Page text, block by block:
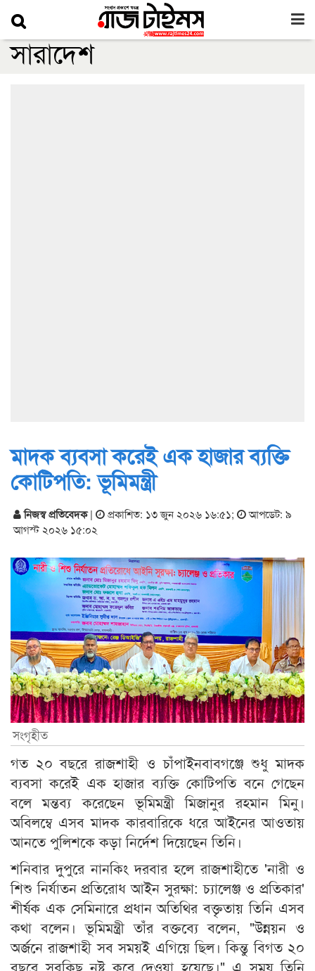
সারাদেশ
মাদক ব্যবসা করেই এক হাজার ব্যক্তি
কোটিপতি: ভূমিমন্ত্রী
নিজস্ব প্রতিবেদক| প্রকাশিত: ১৩ জুন ২০২৬ ১৬:৫১;
আপডেট: ৯
আগস্ট ২০২৬ ১৫:০২
সংগৃহীত
গত ২০ বছরে রাজশাহী ও চাঁপাইনবাবগঞ্জে শুধু মাদক
ব্যবসা করেই এক হাজার ব্যক্তি কোটিপতি বনে গেছেন
বলে মন্তব্য করেছেন ভূমিমন্ত্রী মিজানুর রহমান মিনু।
অবিলম্বে এসব মাদক কারবারিকে ধরে আইনের আওতায়
আনতে পুলিশকে কড়া নির্দেশ দিয়েছেন তিনি।
শনিবার দুপুরে নানকিং দরবার হলে রাজশাহীতে 'নারী ও
শিশু নির্যাতন প্রতিরোধ আইন সুরক্ষা: চ্যালেঞ্জ ও প্রতিকার'
শীর্ষক এক সেমিনারে প্রধান অতিথির বক্তৃতায় তিনি এসব
কথা বলেন। ভূমিমন্ত্রী তাঁর বক্তব্যে বলেন, "উন্নয়ন ও
অর্জনে রাজশাহী সব সময়ই এগিয়ে ছিল। কিন্তু বিগত ২০
বছরে সবকিছু নষ্ট করে দেওয়া হয়েছে।" এ সময় তিনি